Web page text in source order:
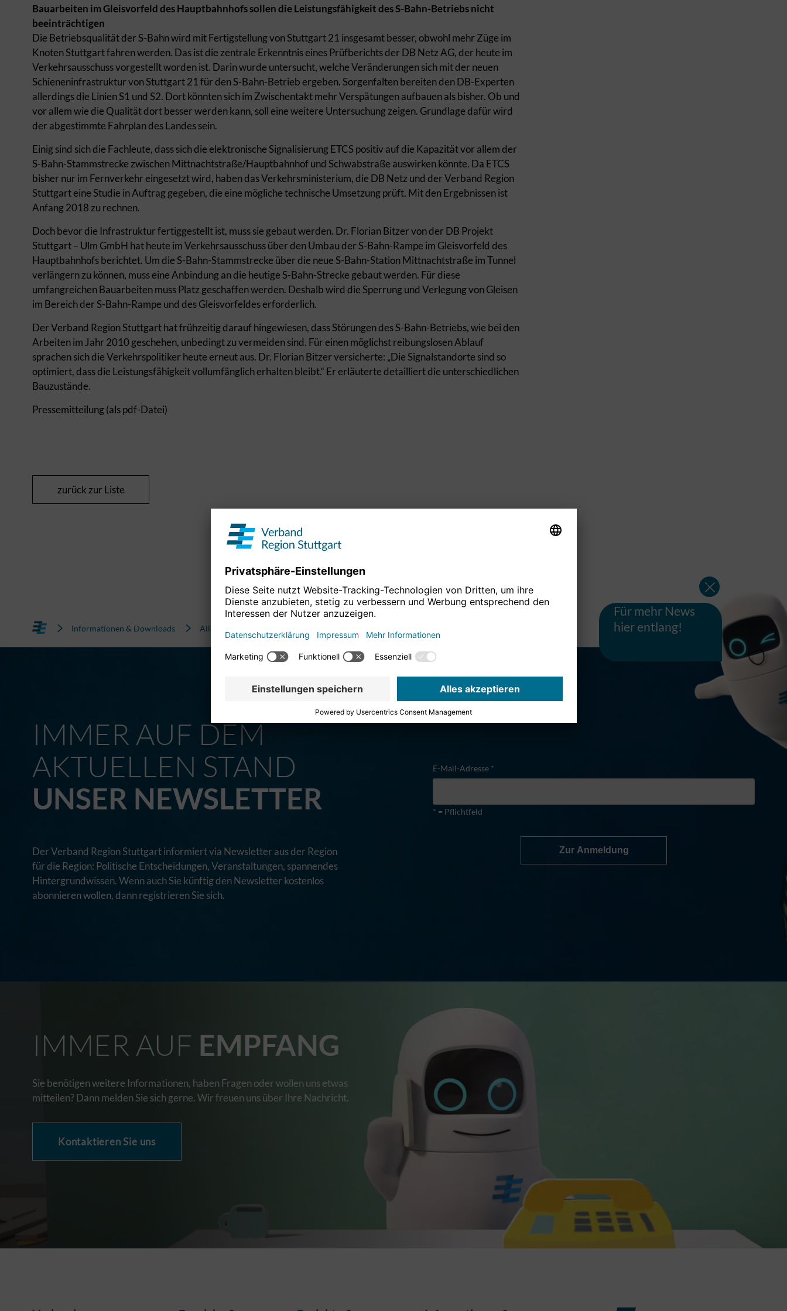
Bauarbeiten im Gleisvorfeld des Hauptbahnhofs sollen die Leistungsfähigkeit des S-Bahn-Betriebs nicht
beeinträchtigen
Die Betriebsqualität der S-Bahn wird mit Fertigstellung von Stuttgart 21 insgesamt besser, obwohl mehr Züge im
Knoten Stuttgart fahren werden. Das ist die zentrale Erkenntnis eines Prüfberichts der DB Netz AG, der heute im
Verkehrsausschuss vorgestellt worden ist. Darin wurde untersucht, welche Veränderungen sich mit der neuen
Schieneninfrastruktur von Stuttgart 21 für den S-Bahn-Betrieb ergeben. Sorgenfalten bereiten den DB-Experten
allerdings die Linien S1 und S2. Dort könnten sich im Zwischentakt mehr Verspätungen aufbauen als bisher. Ob und
vor allem wie die Qualität dort besser werden kann, soll eine weitere Untersuchung zeigen. Grundlage dafür wird
der abgestimmte Fahrplan des Landes sein.
Einig sind sich die Fachleute, dass sich die elektronische Signalisierung ETCS positiv auf die Kapazität vor allem der
S-Bahn-Stammstrecke zwischen Mittnachtstraße/Hauptbahnhof und Schwabstraße auswirken könnte. Da ETCS
bisher nur im Fernverkehr eingesetzt wird, haben das Verkehrsministerium, die DB Netz und der Verband Region
Stuttgart eine Studie in Auftrag gegeben, die eine mögliche technische Umsetzung prüft. Mit den Ergebnissen ist
Anfang 2018 zu rechnen.
Doch bevor die Infrastruktur fertiggestellt ist, muss sie gebaut werden. Dr. Florian Bitzer von der DB Projekt
Stuttgart – Ulm GmbH hat heute im Verkehrsausschuss über den Umbau der S-Bahn-Rampe im Gleisvorfeld des
Hauptbahnhofs berichtet. Um die S-Bahn-Stammstrecke über die neue S-Bahn-Station Mittnachtstraße im Tunnel
verlängern zu können, muss eine Anbindung an die heutige S-Bahn-Strecke gebaut werden. Für diese
umfangreichen Bauarbeiten muss Platz geschaffen werden. Deshalb wird die Sperrung und Verlegung von Gleisen
im Bereich der S-Bahn-Rampe und des Gleisvorfeldes erforderlich.
Der Verband Region Stuttgart hat frühzeitig darauf hingewiesen, dass Störungen des S-Bahn-Betriebs, wie bei den
Arbeiten im Jahr 2010 geschehen, unbedingt zu vermeiden sind. Für einen möglichst reibungslosen Ablauf
sprachen sich die Verkehrspolitiker heute erneut aus. Dr. Florian Bitzer versicherte: „Die Signalstandorte sind so
optimiert, dass die Leistungsfähigkeit vollumfänglich erhalten bleibt.“ Er erläuterte detailliert die unterschiedlichen
Bauzustände.
Pressemitteilung (als pdf-Datei)
zurück zur Liste
Für mehr News
hier entlang!
Informationen & Downloads Alle News
IMMER AUF DEM
AKTUELLEN STAND
UNSER NEWSLETTER
Der Verband Region Stuttgart informiert via Newsletter aus der Region
für die Region: Politische Entscheidungen, Veranstaltungen, spannendes
Hintergrundwissen. Wenn auch Sie künftig den Newsletter kostenlos
abonnieren wollen, dann registrieren Sie sich.
E-Mail-Adresse *
* = Pflichtfeld
Zur Anmeldung
IMMER AUF EMPFANG
Sie benötigen weitere Informationen, haben Fragen oder wollen uns etwas
mitteilen? Dann melden Sie sich gerne. Wir freuen uns über Ihre Nachricht.
Kontaktieren Sie uns